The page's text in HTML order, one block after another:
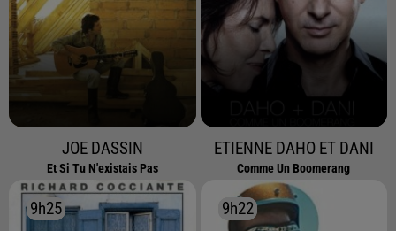
JOE DASSIN
Et Si Tu N'existais Pas
ETIENNE DAHO ET DANI
Comme Un Boomerang
9h25
9h25 9h22
9h22